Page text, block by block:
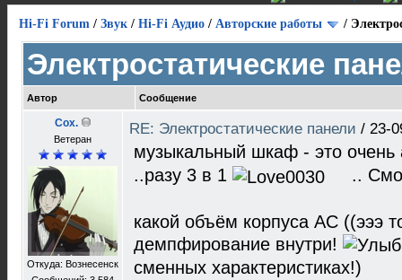
Hi-Fi Forum / Звук / Hi-Fi Аудио / Авторские работы /
Электростатические
Автор Сообщение
Cox.
Ветеран
Откуда: Вознесенск
RE: Электростатические панели / 23-
музыкальный шкаф - это очень
..разу 3 в 1
..
какой объём корпуса АС ((эээ
демпфирование внутри!
сменных характеристиках!)